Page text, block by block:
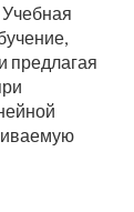
предлагая